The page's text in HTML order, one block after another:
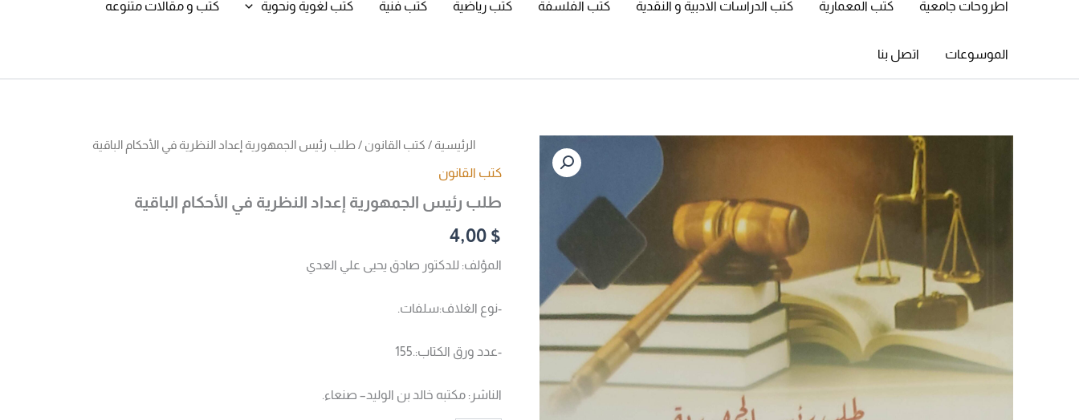
اطروحات جامعية كتب المعمارية كتب الدراسات الادبية و النقدية كتب الفلسفة كتب رياضية كتب فنية كتب لغوية ونحوية كتب و مقالات متنوعه
الموسوعات اتصل بنا
الرئيسية / كتب القانون / طلب رئيس الجمهورية إعداد النظرية في الأحكام الباقية
كتب القانون
طلب رئيس الجمهورية إعداد النظرية في الأحكام الباقية
4,00 $
المؤلف: للدكتور صادق يحيى علي العدي
-نوع الغلاف:سلفات.
-عدد ورق الكتاب:.155
الناشر: مكتبه خالد بن الوليد– صنعاء.
رئيس
إعداد
في
الباقية